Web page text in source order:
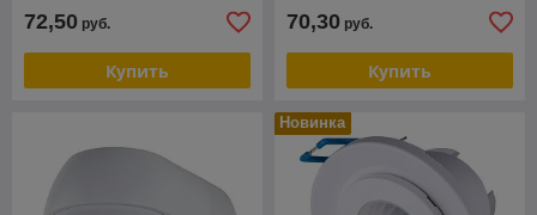
72,50 руб.
Купить
70,30 руб.
Купить
Новинка